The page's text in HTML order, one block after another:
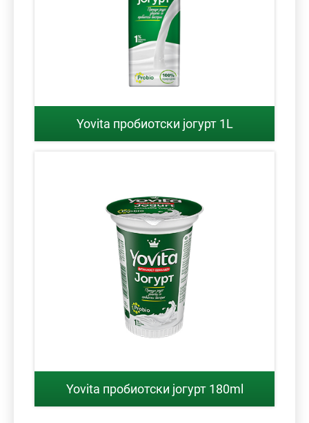
Yovita пробиотски јогурт 1L
Yovita пробиотски јогурт 180ml